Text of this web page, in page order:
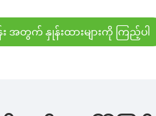
း အတွက် နှုန်းထားများကို ကြည့်ပါ